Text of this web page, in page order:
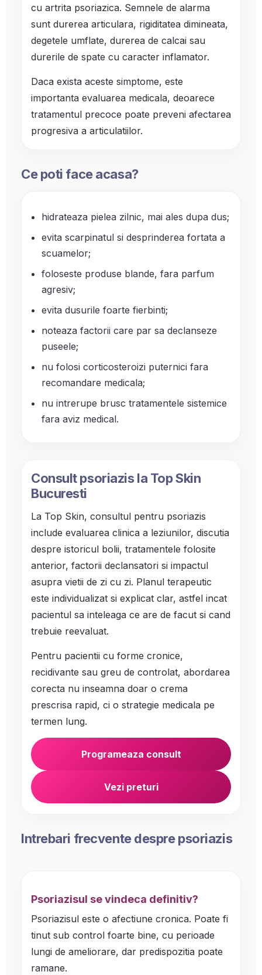
cu artrita psoriazica. Semnele de alarma
sunt durerea articulara, rigiditatea dimineata,
degetele umflate, durerea de calcai sau
durerile de spate cu caracter inflamator.
Daca exista aceste simptome, este
importanta evaluarea medicala, deoarece
tratamentul precoce poate preveni afectarea
progresiva a articulatiilor.
Ce poti face acasa?
hidrateaza pielea zilnic, mai ales dupa dus;
evita scarpinatul si desprinderea fortata a
scuamelor;
foloseste produse blande, fara parfum
agresiv;
evita dusurile foarte fierbinti;
noteaza factorii care par sa declanseze
puseele;
nu folosi corticosteroizi puternici fara
recomandare medicala;
nu intrerupe brusc tratamentele sistemice
fara aviz medical.
Consult psoriazis la Top Skin
Bucuresti
La Top Skin, consultul pentru psoriazis
include evaluarea clinica a leziunilor, discutia
despre istoricul bolii, tratamentele folosite
anterior, factorii declansatori si impactul
asupra vietii de zi cu zi. Planul terapeutic
este individualizat si explicat clar, astfel incat
pacientul sa inteleaga ce are de facut si cand
trebuie reevaluat.
Pentru pacientii cu forme cronice,
recidivante sau greu de controlat, abordarea
corecta nu inseamna doar o crema
prescrisa rapid, ci o strategie medicala pe
termen lung.
Programeaza consult
Vezi preturi
Intrebari frecvente despre psoriazis
Psoriazisul se vindeca definitiv?
Psoriazisul este o afectiune cronica. Poate fi
tinut sub control foarte bine, cu perioade
lungi de ameliorare, dar predispozitia poate
ramane.